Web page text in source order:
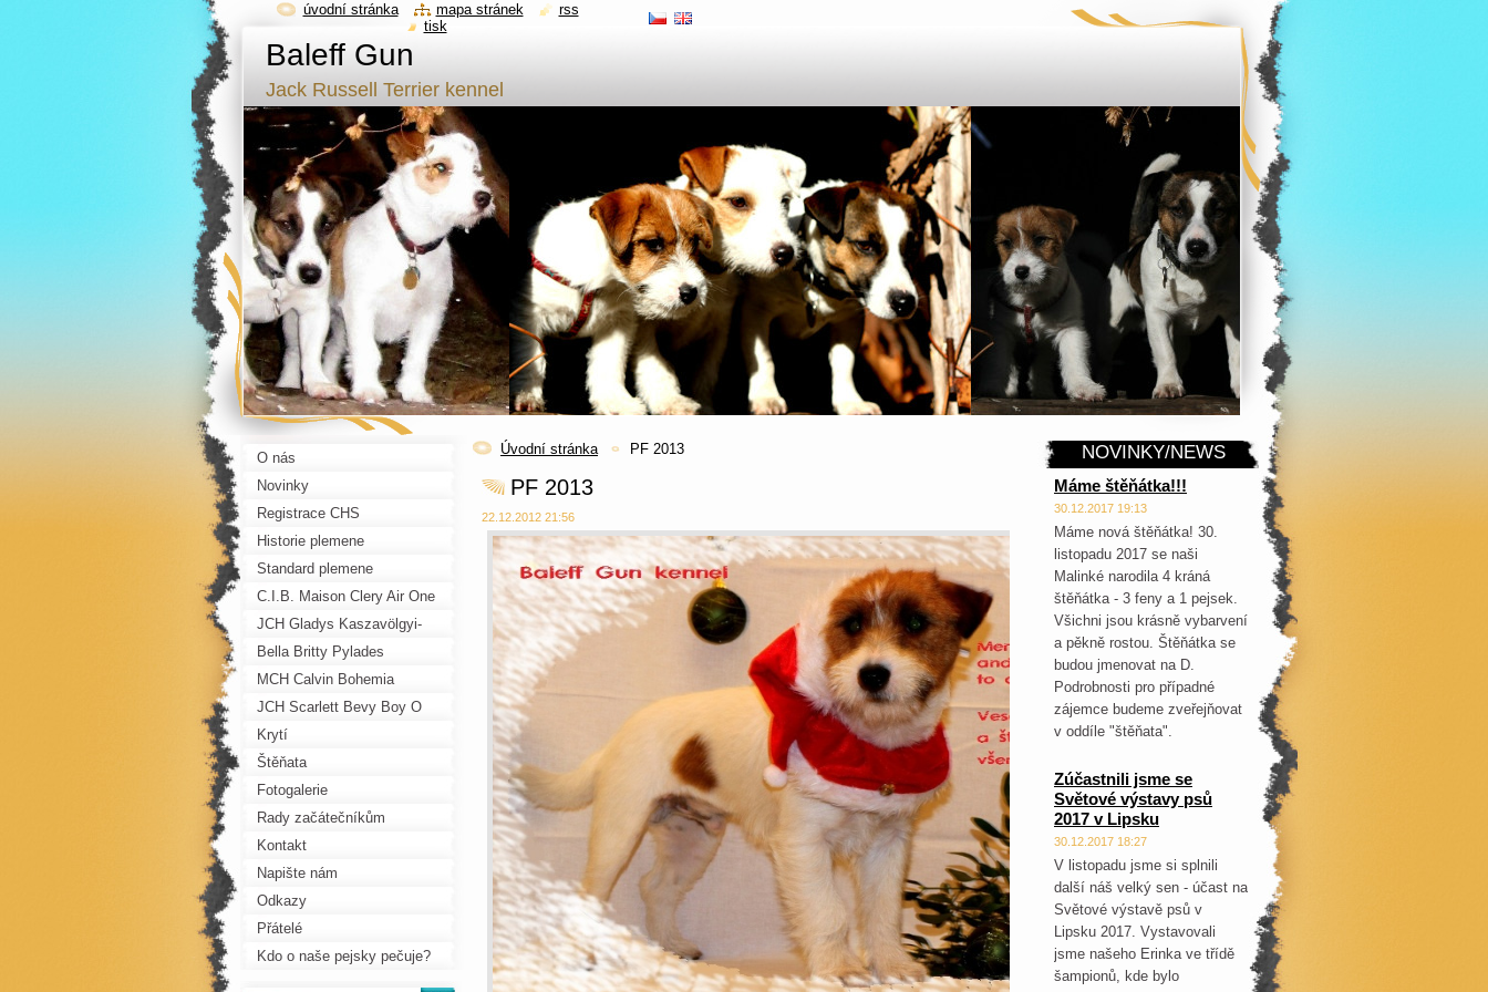
Baleff Gun
Jack Russell Terrier kennel
Úvodní stránka PF 2013
PF 2013
22.12.2012 21:56
O nás
Novinky
Registrace CHS
Historie plemene
Standard plemene
C.I.B. Maison Clery Air One
JCH Gladys Kaszavölgyi-
Fürge
Bella Britty Pylades
MCH Calvin Bohemia
Pechos
JCH Scarlett Bevy Boy O
Boy
Krytí
Štěňata
Fotogalerie
Rady začátečníkům
Kontakt
Napište nám
Odkazy
Přátelé
Kdo o naše pejsky pečuje?
NOVINKY/NEWS
Máme štěňátka!!!
30.12.2017 19:13
Máme nová štěňátka! 30.
listopadu 2017 se naši
Malinké narodila 4 kráná
štěňátka - 3 feny a 1 pejsek.
Všichni jsou krásně vybarvení
a pěkně rostou. Štěňátka se
budou jmenovat na D.
Podrobnosti pro případné
zájemce budeme zveřejňovat
v oddíle "štěňata".
Zúčastnili jsme se
Světové výstavy psů
2017 v Lipsku
30.12.2017 18:27
V listopadu jsme si splnili
další náš velký sen - účast na
Světové výstavě psů v
Lipsku 2017. Vystavovali
jsme našeho Erinka ve třídě
šampionů, kde bylo
úvodní stránka mapa stránek
rss
tisk